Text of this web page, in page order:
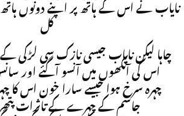
نایاب نے اس کے ہاتھ پر اپنے دونوں ہاتھ
کل
چاہا لیکن نایاب جیسی نازک سی لڑکی کے
اس کی آنکھوں میں آنسو آگئے اور
چہرہ سرخ ہوا جیسے سارا خون اس کا
جاسم کے چہرے کے تاثرات